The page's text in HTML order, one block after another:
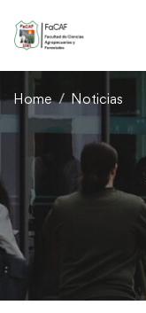
Home Noticias